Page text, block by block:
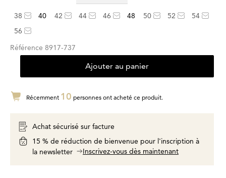
38 40 42 44 46 48 50 52
54
56
Référence 8917-737
Ajouter au panier
Récemment 10 personnes ont acheté ce produit.
Achat sécurisé sur facture
15 % de réduction de bienvenue pour l'inscription à
la newsletter
Inscrivez-vous dès maintenant